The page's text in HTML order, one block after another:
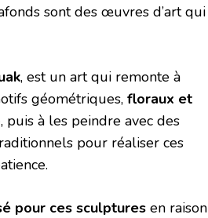
sont des œuvres d’art qui
, est un art qui remonte à
géométriques, floraux et
puis à les peindre avec des
pour réaliser ces
pour ces sculptures en raison